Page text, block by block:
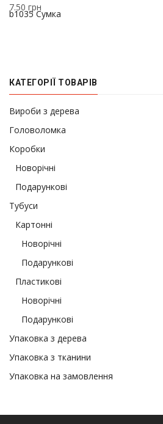
b1035 Сумка
7.50 грн
КАТЕГОРІЇ ТОВАРІВ
Вироби з дерева
Головоломка
Коробки
Новорічні
Подарункові
Тубуси
Картонні
Новорічні
Подарункові
Пластикові
Новорічні
Подарункові
Упаковка з дерева
Упаковка з тканини
Упаковка на замовлення